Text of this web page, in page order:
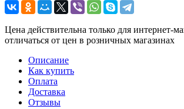
Цена действительна только для интернет-
отличаться от цен в розничных магазинах
Описание
Как купить
Оплата
Доставка
Отзывы